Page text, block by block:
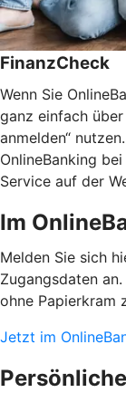
FinanzCheck
Wenn Sie
ganz einfach
anmelden“
OnlineBanking
Service auf der
Im
Melden Sie sich
Zugangsdaten
ohne Papierkram
Jetzt im